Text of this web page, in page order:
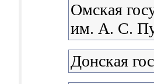
Омская
им. А. С.
Донская